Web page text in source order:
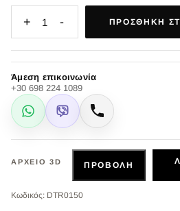
+ 1 - ΠΡΟΣΘΉΚΗ
Άμεση επικοινωνία
+30 698 224 1089
WhatsApp
Viber Κλήση
ΑΡΧΕΊΟ 3D ΠΡΟΒΟΛΉ
Κωδικός: DTR0150